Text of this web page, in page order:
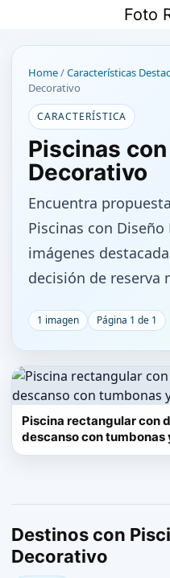
contenido
Foto
Home/Características
Decorativo
CARACTERÍSTICA
Piscinas
Decorativo
Encuentra
Piscinas con
imágenes
decisión de reserva
1 imagen Página 1 de 1
Piscina rectangular con
descanso con tumbonas
Destinos con
Decorativo